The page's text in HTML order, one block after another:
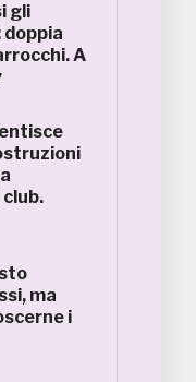
gli
A
ma
i